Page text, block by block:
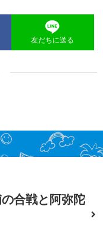
友だちに送る
合戦と阿弥陀